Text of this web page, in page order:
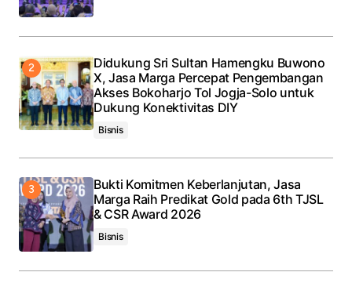
Didukung Sri Sultan Hamengku Buwono
X, Jasa Marga Percepat Pengembangan
Akses Bokoharjo Tol Jogja-Solo untuk
Dukung Konektivitas DIY
Bisnis
Bukti Komitmen Keberlanjutan, Jasa
Marga Raih Predikat Gold pada 6th TJSL
& CSR Award 2026
Bisnis